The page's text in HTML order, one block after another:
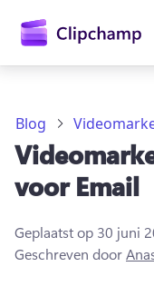
Blog
voor Email
Geplaatst op 30 juni
Geschreven door